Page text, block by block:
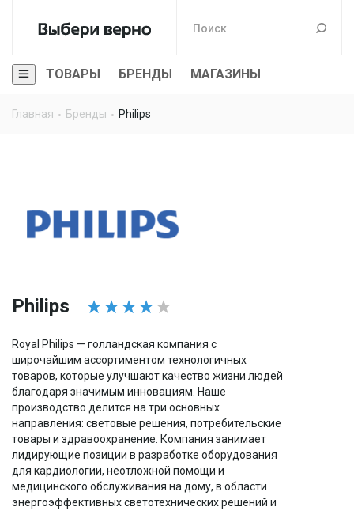
ТОВАРЫ БРЕНДЫ МАГАЗИНЫ
Главная Бренды Philips
Philips
Royal Philips — голландская компания с
широчайшим ассортиментом технологичных
товаров, которые улучшают качество жизни людей
благодаря значимым инновациям. Наше
производство делится на три основных
направления: световые решения, потребительские
товары и здравоохранение. Компания занимает
лидирующие позиции в разработке оборудования
для кардиологии, неотложной помощи и
медицинского обслуживания на дому, в области
энергоэффективных светотехнических решений и